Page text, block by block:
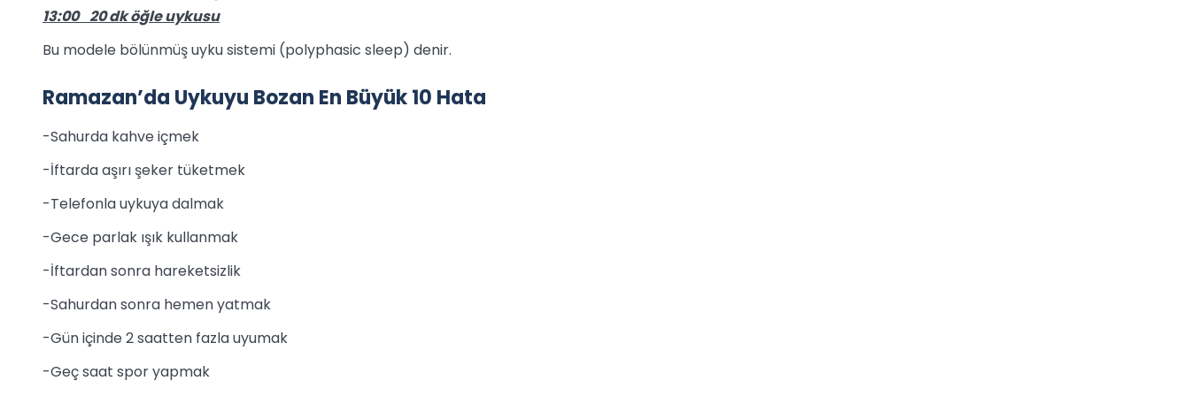
13:00 20 dk öğle uykusu
Bu modele bölünmüş uyku sistemi (polyphasic sleep) denir.
Ramazan’da Uykuyu Bozan En Büyük 10 Hata
-Sahurda kahve içmek
-İftarda aşırı şeker tüketmek
-Telefonla uykuya dalmak
-Gece parlak ışık kullanmak
-İftardan sonra hareketsizlik
-Sahurdan sonra hemen yatmak
-Gün içinde 2 saatten fazla uyumak
-Geç saat spor yapmak